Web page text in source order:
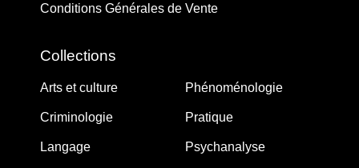
Conditions Générales de Vente
Collections
Arts et culture
Criminologie
Langage
Phénoménologie
Pratique
Psychanalyse